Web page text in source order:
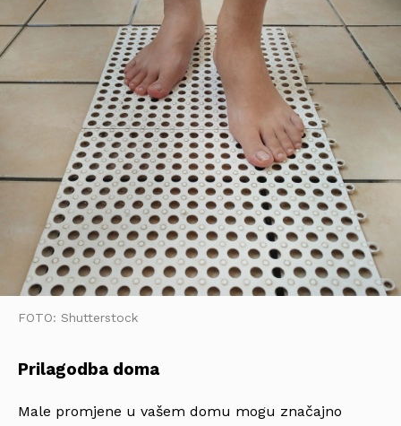
FOTO: Shutterstock
Prilagodba doma
Male promjene u vašem domu mogu značajno